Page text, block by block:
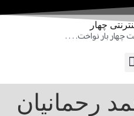
بار نواخت. . . .
رحمانیان